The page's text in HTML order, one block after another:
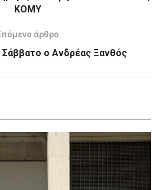
ΚΟΜΥ
άρθρο
Σάββατο ο Ανδρέας Ξανθός